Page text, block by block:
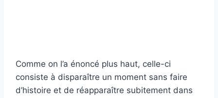
Comme on l’a énoncé plus haut, celle-ci
consiste à disparaître un moment sans faire
d’histoire et de réapparaître subitement dans